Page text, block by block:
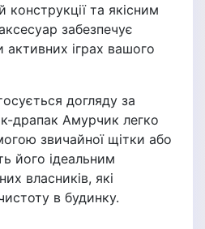
конструкції та якісним
забезпечує
активних іграх вашого
догляду за
драпак Амурчик легко
звичайної щітки або
його ідеальним
власників, які
в будинку.